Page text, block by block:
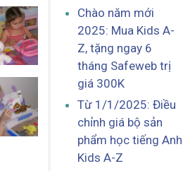
Chào năm mới
2025: Mua Kids A-
Z, tặng ngay 6
tháng Safeweb trị
giá 300K
Từ 1/1/2025: Điều
chỉnh giá bộ sản
phẩm học tiếng Anh
Kids A-Z